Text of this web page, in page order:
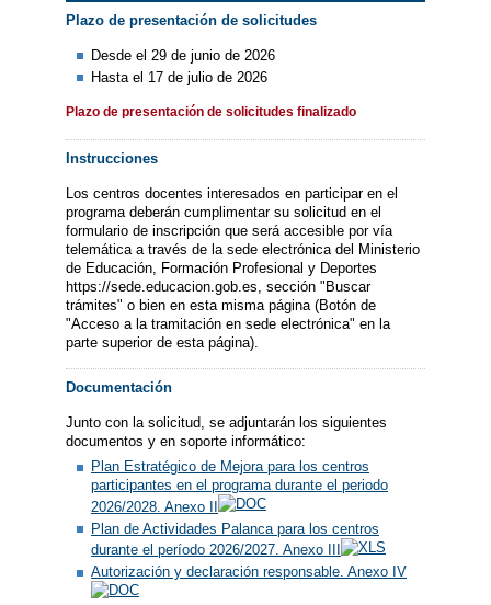
Plazo de presentación de solicitudes
Desde el 29 de junio de 2026
Hasta el 17 de julio de 2026
Plazo de presentación de solicitudes finalizado
Instrucciones
Los centros docentes interesados en participar en el
programa deberán cumplimentar su solicitud en el
formulario de inscripción que será accesible por vía
telemática a través de la sede electrónica del Ministerio
de Educación, Formación Profesional y Deportes
https://sede.educacion.gob.es, sección "Buscar
trámites" o bien en esta misma página (Botón de
"Acceso a la tramitación en sede electrónica" en la
parte superior de esta página).
Documentación
Junto con la solicitud, se adjuntarán los siguientes
documentos y en soporte informático:
Plan Estratégico de Mejora para los centros
participantes en el programa durante el periodo
2026/2028. Anexo II
Plan de Actividades Palanca para los centros
durante el período 2026/2027. Anexo III
Autorización y declaración responsable. Anexo IV